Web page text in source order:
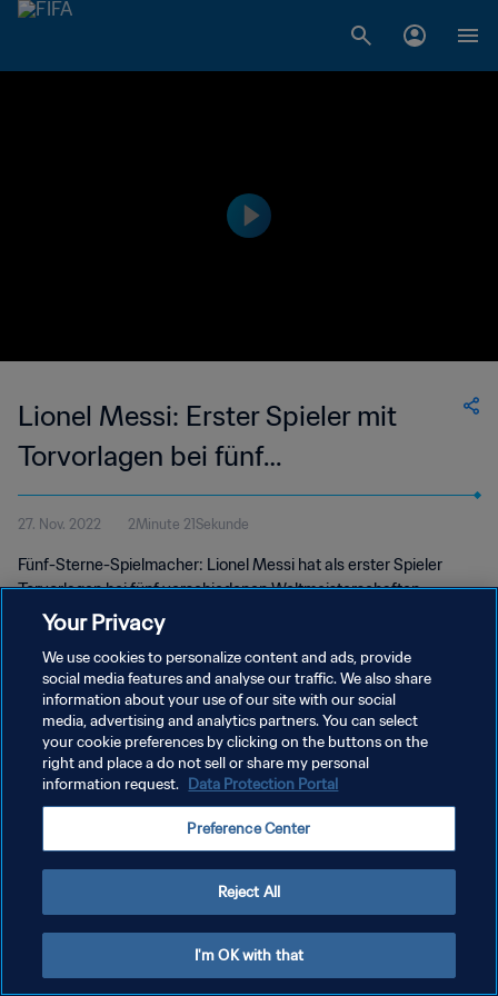
Lionel Messi: Erster Spieler mit
Torvorlagen bei fünf
Weltmeisterschaften
27. Nov. 2022 2Minute 21Sekunde
Fünf-Sterne-Spielmacher: Lionel Messi hat als erster Spieler
Torvorlagen bei fünf verschiedenen Weltmeisterschaften
verbucht.
DATENSCHUTZ
NUTZUNGSBEDINGUNGEN
COOKIE-EINSTELLUNGEN VERWALTEN
Your Privacy
We use cookies to personalize content and ads, provide
social media features and analyse our traffic. We also share
information about your use of our site with our social
media, advertising and analytics partners. You can select
your cookie preferences by clicking on the buttons on the
right and place a do not sell or share my personal
information request. Data Protection Portal
Preference Center
Reject All
I'm OK with that